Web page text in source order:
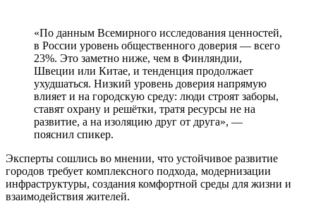
«По данным Всемирного исследования ценностей,
в России уровень общественного доверия — всего
23%. Это заметно ниже, чем в Финляндии,
Швеции или Китае, и тенденция продолжает
ухудшаться. Низкий уровень доверия напрямую
влияет и на городскую среду: люди строят заборы,
ставят охрану и решётки, тратя ресурсы не на
развитие, а на изоляцию друг от друга», —
пояснил спикер.
Эксперты сошлись во мнении, что устойчивое развитие
городов требует комплексного подхода, модернизации
инфраструктуры, создания комфортной среды для жизни и
взаимодействия жителей.